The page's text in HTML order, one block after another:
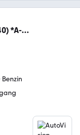
*A-
Benzin